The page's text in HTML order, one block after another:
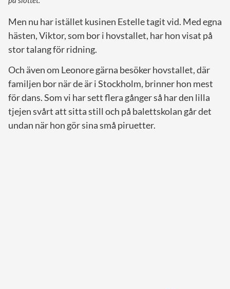
Men nu har istället kusinen Estelle tagit vid. Med egna
hästen, Viktor, som bor i hovstallet, har hon visat på
stor talang för ridning.
Och även om Leonore gärna besöker hovstallet, där
familjen bor när de är i Stockholm, brinner hon mest
för dans. Som vi har sett flera gånger så har den lilla
tjejen svårt att sitta still och på balettskolan går det
undan när hon gör sina små piruetter.